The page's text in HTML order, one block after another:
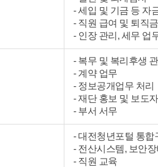
- 세입 및 기금 등 자
- 직원 급여 및 퇴직
- 인장 관리, 세무 업
- 복무 및 복리후생
- 계약 업무
- 정보공개업무 처리
- 재단 홍보 및 보도
- 부서 서무
- 대전청년포털 통합
- 전산시스템, 보안
- 직원 교육